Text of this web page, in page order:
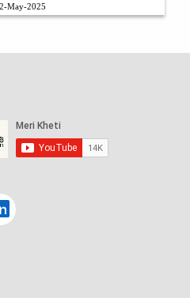
May-2025